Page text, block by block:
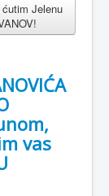
Jelenu
vas